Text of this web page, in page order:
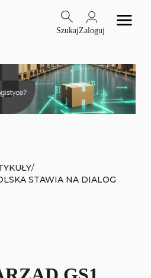
SzukajZaloguj
/
STAWIA NA DIALOG